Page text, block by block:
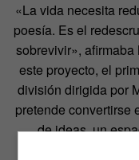
«La vida necesita
poesía. Es el
sobrevivir»,
este proyecto, el
división dirigida por
pretende convertirse
de ideas, un